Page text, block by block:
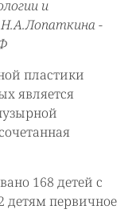
и
Н.А.Лопаткина -
пластики
является
168 детей с
детям первичное